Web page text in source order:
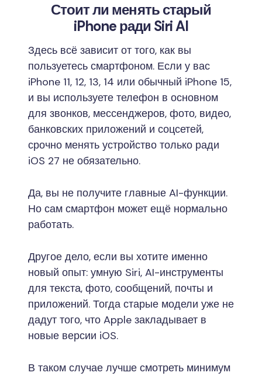
Стоит ли менять старый
iPhone ради Siri AI
Здесь всё зависит от того, как вы
пользуетесь смартфоном. Если у вас
iPhone 11, 12, 13, 14 или обычный iPhone 15,
и вы используете телефон в основном
для звонков, мессенджеров, фото, видео,
банковских приложений и соцсетей,
срочно менять устройство только ради
iOS 27 не обязательно.
Да, вы не получите главные AI-функции.
Но сам смартфон может ещё нормально
работать.
Другое дело, если вы хотите именно
новый опыт: умную Siri, AI-инструменты
для текста, фото, сообщений, почты и
приложений. Тогда старые модели уже не
дадут того, что Apple закладывает в
новые версии iOS.
В таком случае лучше смотреть минимум